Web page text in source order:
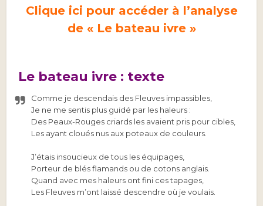
Clique ici pour accéder à l’analyse
de « Le bateau ivre »
Le bateau ivre : texte
Comme je descendais des Fleuves impassibles,
Je ne me sentis plus guidé par les haleurs :
Des Peaux-Rouges criards les avaient pris pour cibles,
Les ayant cloués nus aux poteaux de couleurs.
J’étais insoucieux de tous les équipages,
Porteur de blés flamands ou de cotons anglais.
Quand avec mes haleurs ont fini ces tapages,
Les Fleuves m’ont laissé descendre où je voulais.